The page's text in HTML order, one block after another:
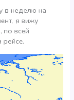
в неделю на
я вижу
по всей